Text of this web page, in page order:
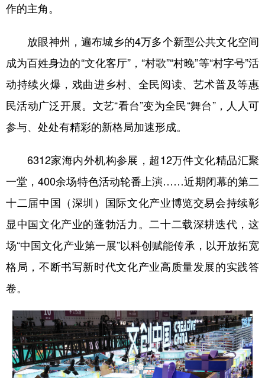
作的主角。
放眼神州，遍布城乡的4万多个新型公共文化空间
成为百姓身边的“文化客厅”，“村歌”“村晚”等“村字号”活
动持续火爆，戏曲进乡村、全民阅读、艺术普及等惠
民活动广泛开展。文艺“看台”变为全民“舞台”，人人可
参与、处处有精彩的新格局加速形成。
6312家海内外机构参展，超12万件文化精品汇聚
一堂，400余场特色活动轮番上演……近期闭幕的第二
十二届中国（深圳）国际文化产业博览交易会持续彰
显中国文化产业的蓬勃活力。二十二载深耕迭代，这
场“中国文化产业第一展”以科创赋能传承，以开放拓宽
格局，不断书写新时代文化产业高质量发展的实践答
卷。